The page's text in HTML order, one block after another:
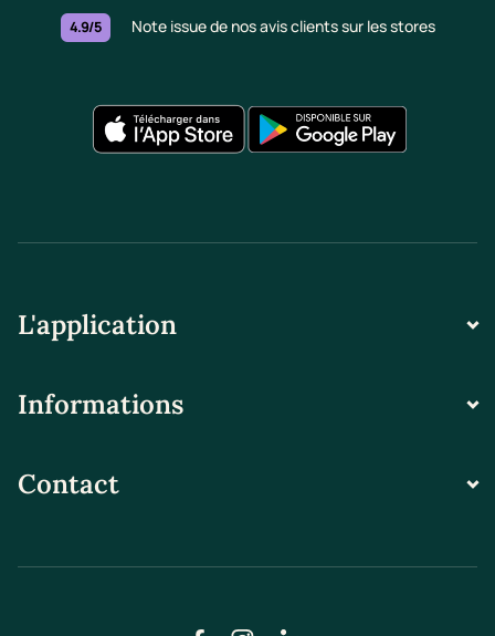
4.9/5 Note issue de nos avis clients sur les stores
L'application
Informations
Contact